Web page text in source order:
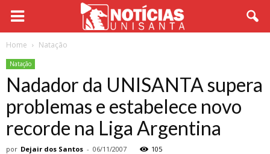
Home Natação
Natação
Nadador da UNISANTA supera
problemas e estabelece novo
recorde na Liga Argentina
por Dejair dos Santos - 06/11/2007 105